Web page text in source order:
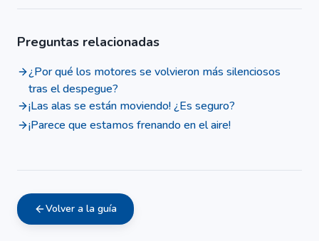
Preguntas relacionadas
¿Por qué los motores se volvieron más silenciosos
tras el despegue?
¡Las alas se están moviendo! ¿Es seguro?
¡Parece que estamos frenando en el aire!
Volver a la guía